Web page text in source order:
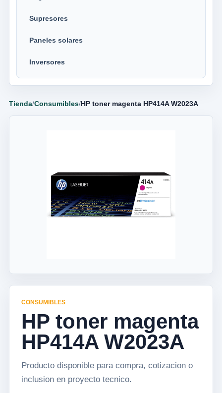
Supresores
Paneles solares
Inversores
Tienda/Consumibles/HP toner magenta HP414A W2023A
CONSUMIBLES
HP toner magenta
HP414A W2023A
Producto disponible para compra, cotizacion o
inclusion en proyecto tecnico.